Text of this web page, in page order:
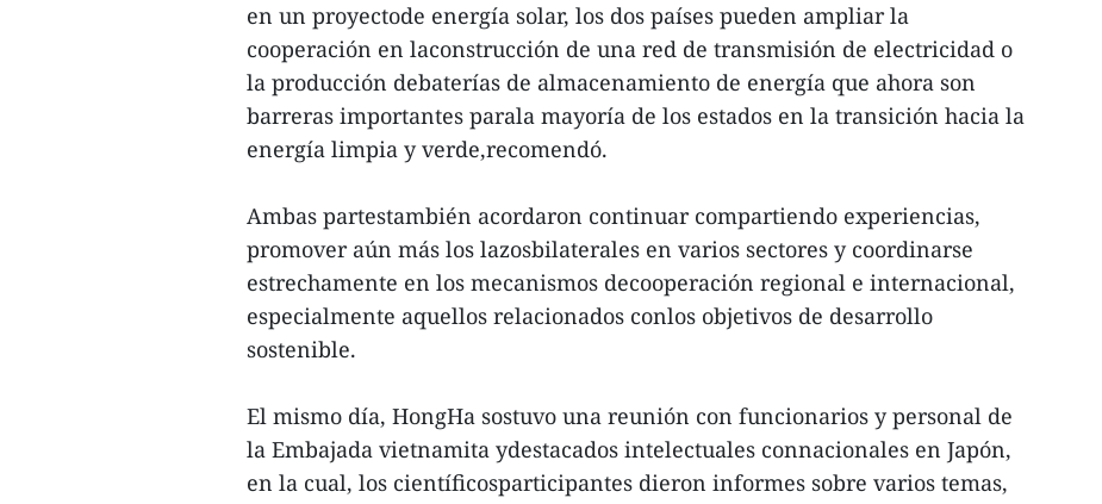
en un proyectode energía solar, los dos países pueden ampliar la
cooperación en laconstrucción de una red de transmisión de electricidad o
la producción debaterías de almacenamiento de energía que ahora son
barreras importantes parala mayoría de los estados en la transición hacia la
energía limpia y verde,recomendó.
Ambas partestambién acordaron continuar compartiendo experiencias,
promover aún más los lazosbilaterales en varios sectores y coordinarse
estrechamente en los mecanismos decooperación regional e internacional,
especialmente aquellos relacionados conlos objetivos de desarrollo
sostenible.
El mismo día, HongHa sostuvo una reunión con funcionarios y personal de
la Embajada vietnamita ydestacados intelectuales connacionales en Japón,
en la cual, los científicosparticipantes dieron informes sobre varios temas,